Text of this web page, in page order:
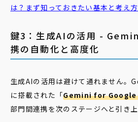
は？まず知っておきたい基本と考え方
鍵3：生成AIの活用 -
携の自動化と高度化
生成AIの活用は避けて通れません
に搭載された「Gemini for
部門間連携を次のステージへと引き上